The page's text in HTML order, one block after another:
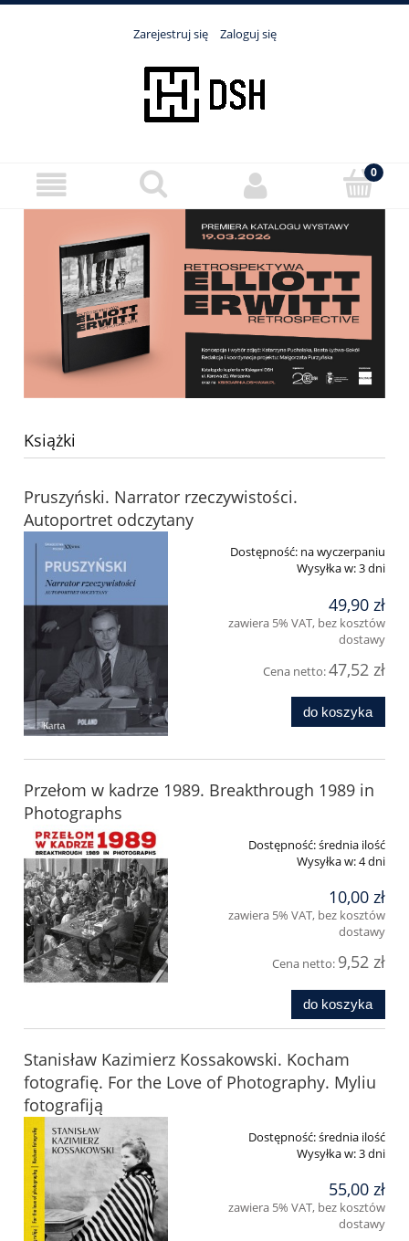
Zarejestruj się Zaloguj się
Książki
Pruszyński. Narrator rzeczywistości.
Autoportret odczytany
Dostępność: na wyczerpaniu
Wysyłka w:3 dni
49,90 zł
zawiera 5% VAT, bez kosztów
dostawy
Cena netto:47,52 zł
do koszyka
Przełom w kadrze 1989. Breakthrough 1989 in
Photographs
Dostępność:średnia ilość
Wysyłka w:4 dni
10,00 zł
zawiera 5% VAT, bez kosztów
dostawy
Cena netto: 9,52 zł
do koszyka
Stanisław Kazimierz Kossakowski. Kocham
fotografię. For the Love of Photography. Myliu
fotografiją
Dostępność:średnia ilość
Wysyłka w:3 dni
55,00 zł
zawiera 5% VAT, bez kosztów
dostawy